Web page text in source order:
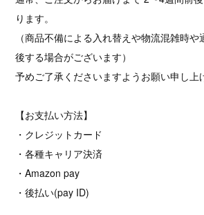
ります。
（商品不備による入れ替えや物流混雑時
後する場合がございます）
予めご了承くださいますようお願い申し上
【お支払い方法】
・クレジットカード
・各種キャリア決済
・Amazon pay
・後払い(pay ID)